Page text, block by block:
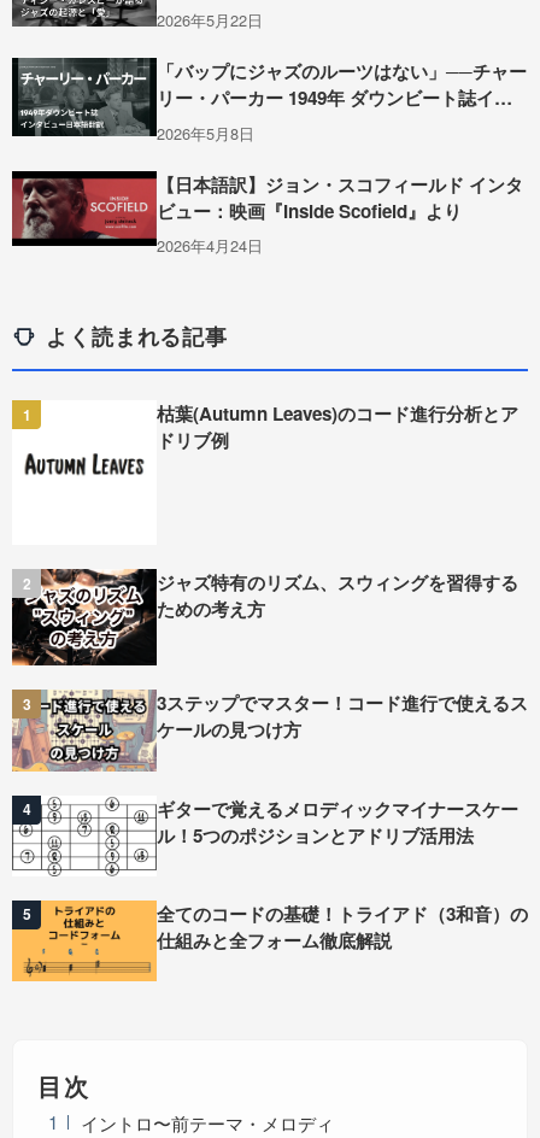
2026年5月22日
「バップにジャズのルーツはない」──チャー
リー・パーカー 1949年 ダウンビート誌イン
タビュー全訳
2026年5月8日
【日本語訳】ジョン・スコフィールド インタ
ビュー：映画『Inside Scofield』より
2026年4月24日
よく読まれる記事
1
枯葉(Autumn Leaves)のコード進行分析とア
ドリブ例
2
ジャズ特有のリズム、スウィングを習得する
ための考え方
3
3ステップでマスター！コード進行で使えるス
ケールの見つけ方
4
ギターで覚えるメロディックマイナースケー
ル！5つのポジションとアドリブ活用法
5
全てのコードの基礎！トライアド（3和音）の
仕組みと全フォーム徹底解説
目次
イントロ〜前テーマ・メロディ